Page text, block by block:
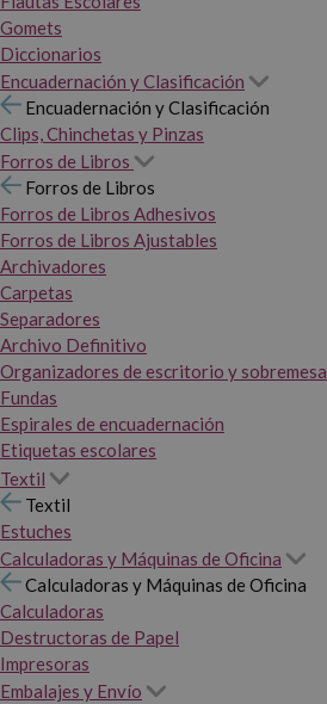
Gomets
Diccionarios
Encuadernación y Clasificación
Encuadernación y Clasificación
Clips, Chinchetas y Pinzas
Forros de Libros
Forros de Libros
Forros de Libros Adhesivos
Forros de Libros Ajustables
Archivadores
Carpetas
Separadores
Archivo Definitivo
Organizadores de escritorio y sobremesa
Fundas
Espirales de encuadernación
Etiquetas escolares
Textil
Textil
Estuches
Calculadoras y Máquinas de Oficina
Calculadoras y Máquinas de Oficina
Calculadoras
Destructoras de Papel
Impresoras
Embalajes y Envío